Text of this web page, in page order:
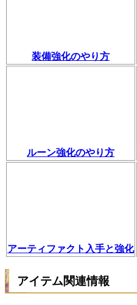
装備強化のやり方
ルーン強化のやり方
アーティファクト入手と強化
アイテム関連情報